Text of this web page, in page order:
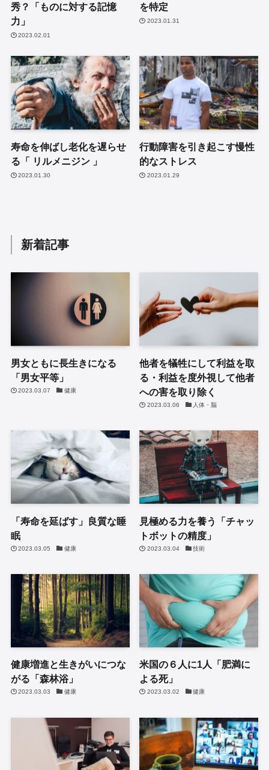
秀？「ものに対する記憶
力」
2023.02.01
を特定
2023.01.31
寿命を伸ばし老化を遅らせ
る「 リルメニジン 」
2023.01.30
行動障害を引き起こす慢性
的なストレス
2023.01.29
新着記事
男女ともに長生きになる
「男女平等」
2023.03.07 健康
他者を犠牲にして利益を取
る・利益を度外視して他者
への害を取り除く
2023.03.06 人体・脳
「寿命を延ばす」良質な睡
眠
2023.03.05 健康
見極める力を養う「チャッ
トボットの精度」
2023.03.04 技術
健康増進と生きがいにつな
がる「森林浴」
2023.03.03 健康
米国の６人に1人「肥満に
よる死」
2023.03.02 健康